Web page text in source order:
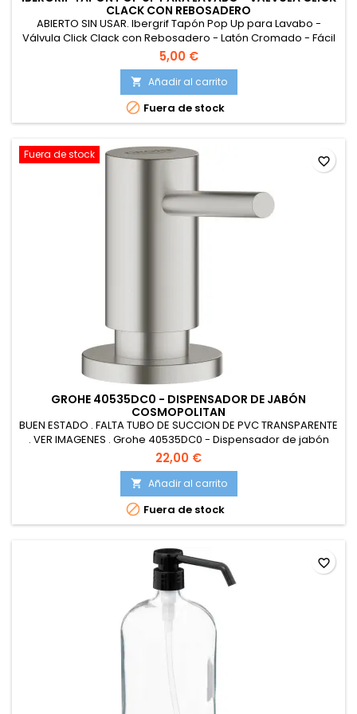
CLACK CON REBOSADERO
ABIERTO SIN USAR. Ibergrif Tapón Pop Up para Lavabo -
Válvula Click Clack con Rebosadero - Latón Cromado - Fácil
Instalación Sin Herramientas - Ajuste Universal 41-50 mm,
M20502 .
5,00 €
 Añadir al carrito
 Fuera de stock
Fuera de stock
GROHE 40535DC0 - DISPENSADOR DE JABÓN
COSMOPOLITAN
BUEN ESTADO . FALTA TUBO DE SUCCION DE PVC TRANSPARENTE
. VER IMAGENES . Grohe 40535DC0 - Dispensador de jabón
Cosmopolitan , Supersteel, Pequeño
22,00 €
 Añadir al carrito
 Fuera de stock
favorite_border
favorite_border